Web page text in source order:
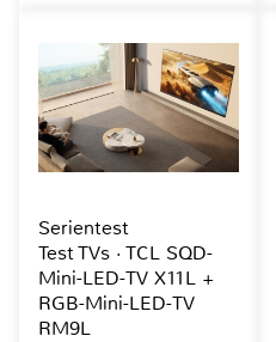
Serientest
Test TVs · TCL SQD-
Mini-LED-TV X11L +
RGB-Mini-LED-TV
RM9L